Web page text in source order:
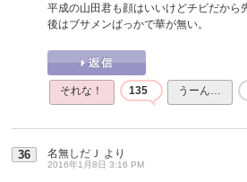
平成の山田君も顔はいいけどチビだから
後はブサメンばっかで華が無い。
それな！ 135 うーん…
36 名無しだＪ より
2016年1月8日 3:16 PM